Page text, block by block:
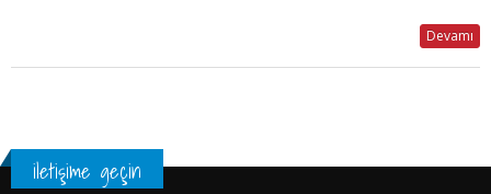
Devamı
iletişime geçin